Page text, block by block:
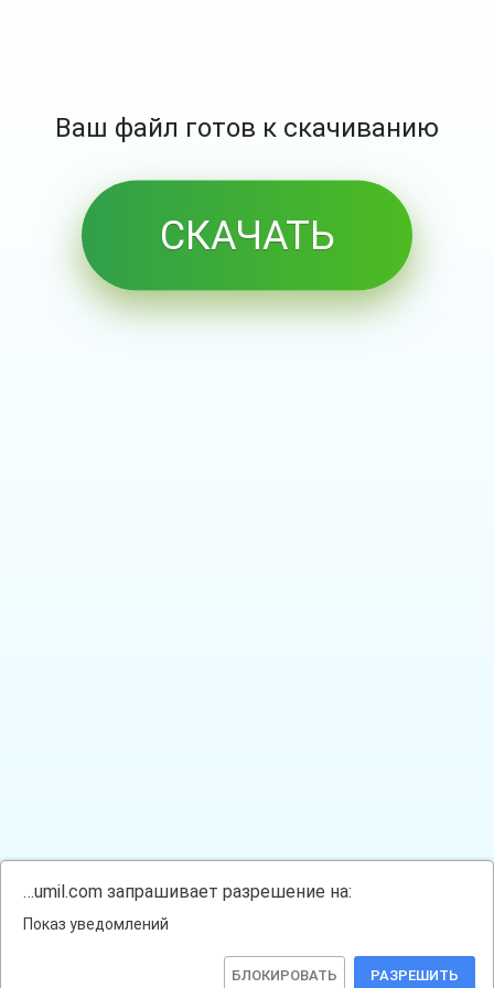
Ваш файл готов к скачиванию
СКАЧАТЬ
…umil.com запрашивает разрешение на:
Показ уведомлений
БЛОКИРОВАТЬ РАЗРЕШИТЬ